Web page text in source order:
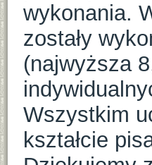
wykonania.
zostały
(najwyższa
Wszystkim
kształcie